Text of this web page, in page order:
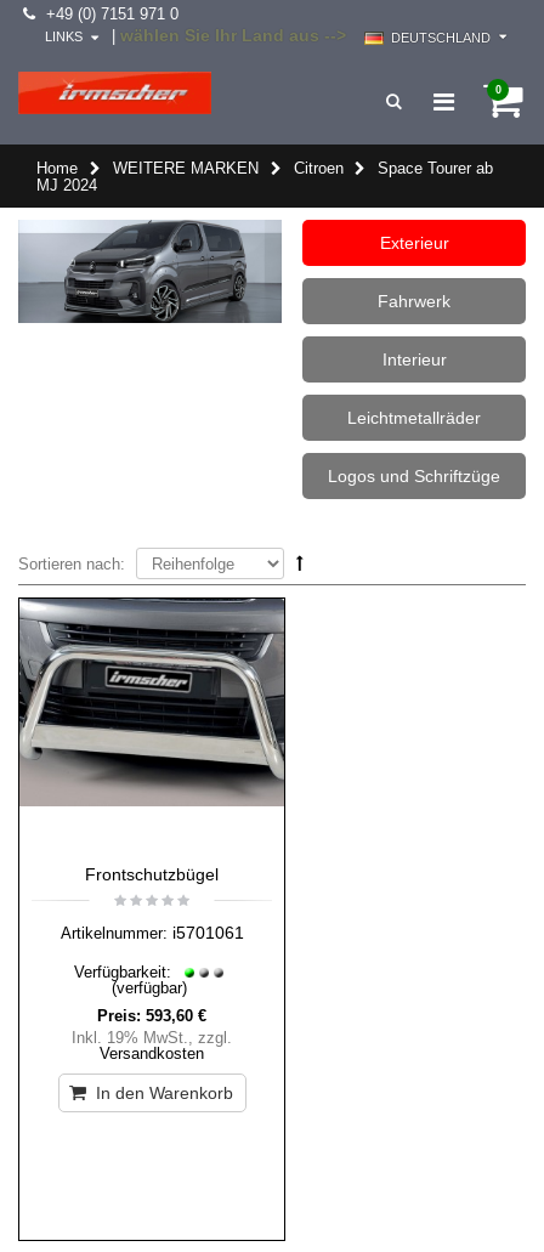
+49 (0) 7151 971 0
wählen Sie Ihr Land aus --> DEUTSCHLAND
LINKS
0
Home WEITERE MARKEN Citroen
Space Tourer ab
MJ 2024
Exterieur
Fahrwerk
Interieur
Leichtmetallräder
Logos und Schriftzüge
Sortieren nach:
Frontschutzbügel
Artikelnummer: i5701061
Verfügbarkeit:
(verfügbar)
Preis: 593,60 €
Inkl. 19% MwSt., zzgl.
Versandkosten
In den Warenkorb